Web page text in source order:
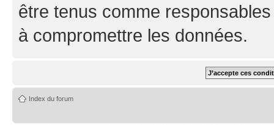
être tenus comme
à compromettre les données.
Index du forum